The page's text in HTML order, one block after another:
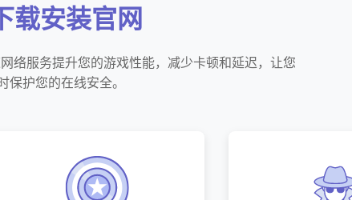
安装官网
络服务提升您的游戏性能，减少卡顿和延迟，让您
护您的在线安全。